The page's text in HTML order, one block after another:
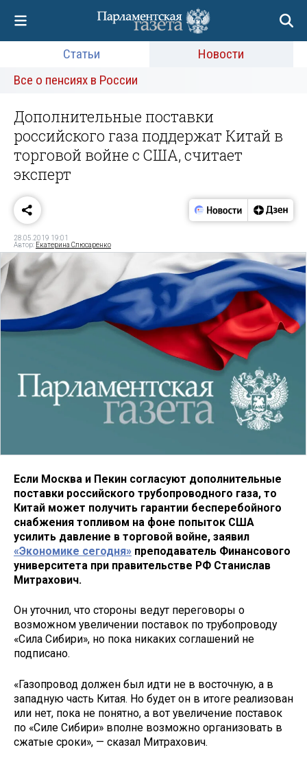
Статьи
Новости
Все о пенсиях в России
Дополнительные поставки
российского газа поддержат Китай в
торговой войне с США, считает
эксперт
28.05.2019 19:01
Автор: Екатерина Слюсаренко
Если Москва и Пекин согласуют дополнительные
поставки российского трубопроводного газа, то
Китай может получить гарантии бесперебойного
снабжения топливом на фоне попыток США
усилить давление в торговой войне, заявил
«Экономике сегодня» преподаватель Финансового
университета при правительстве РФ Станислав
Митрахович.
Он уточнил, что стороны ведут переговоры о
возможном увеличении поставок по трубопроводу
«Сила Сибири», но пока никаких соглашений не
подписано.
«Газопровод должен был идти не в восточную, а в
западную часть Китая. Но будет он в итоге реализован
или нет, пока не понятно, а вот увеличение поставок
по «Силе Сибири» вполне возможно организовать в
сжатые сроки», — сказал Митрахович.